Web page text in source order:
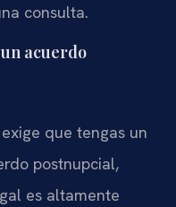
consulta.
acuerdo
que tengas un
postnupcial,
es altamente